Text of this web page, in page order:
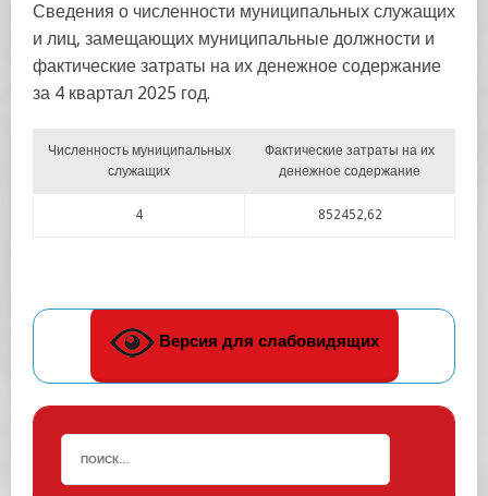
Сведения о численности муниципальных служащих
и лиц, замещающих муниципальные должности и
фактические затраты на их денежное содержание
за 4 квартал 2025 год.
Численность муниципальных
служащих
Фактические затраты на их
денежное содержание
4 852452,62
Версия для слабовидящих